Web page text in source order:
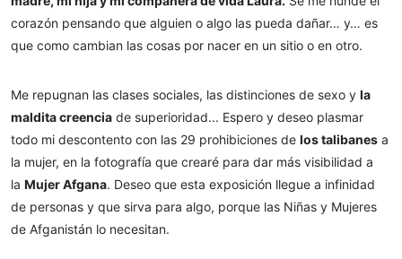
corazón pensando que alguien o algo las pueda dañar… y… es
que como cambian las cosas por nacer en un sitio o en otro.
Me repugnan las clases sociales, las distinciones de sexo y la
maldita creencia de superioridad... Espero y deseo plasmar
todo mi descontento con las 29 prohibiciones de los talibanes a
la mujer, en la fotografía que crearé para dar más visibilidad a
la Mujer Afgana. Deseo que esta exposición llegue a infinidad
de personas y que sirva para algo, porque las Niñas y Mujeres
de Afganistán lo necesitan.